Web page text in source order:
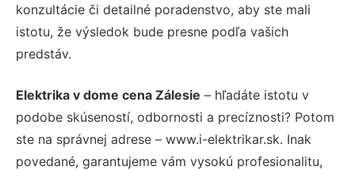
konzultácie či detailné poradenstvo, aby ste mali
istotu, že výsledok bude presne podľa vašich
predstáv.
Elektrika v dome cena Zálesie – hľadáte istotu v
podobe skúseností, odbornosti a precíznosti? Potom
ste na správnej adrese – www.i-elektrikar.sk. Inak
povedané, garantujeme vám vysokú profesionalitu,